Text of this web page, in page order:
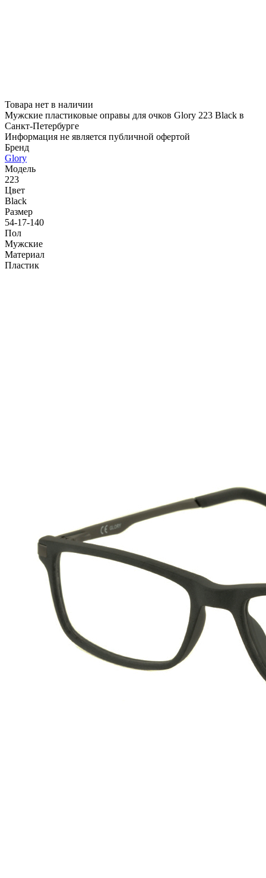
Товара нет в наличии
Мужские пластиковые оправы для очков Glory 223 Black в
Санкт-Петербурге
Информация не является публичной офертой
Бренд
Glory
Модель
223
Цвет
Black
Размер
54-17-140
Пол
Мужские
Материал
Пластик